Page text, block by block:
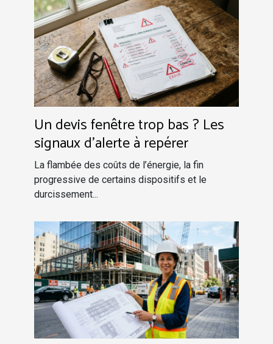
Un devis fenêtre trop bas ? Les
signaux d’alerte à repérer
La flambée des coûts de l’énergie, la fin
progressive de certains dispositifs et le
durcissement...